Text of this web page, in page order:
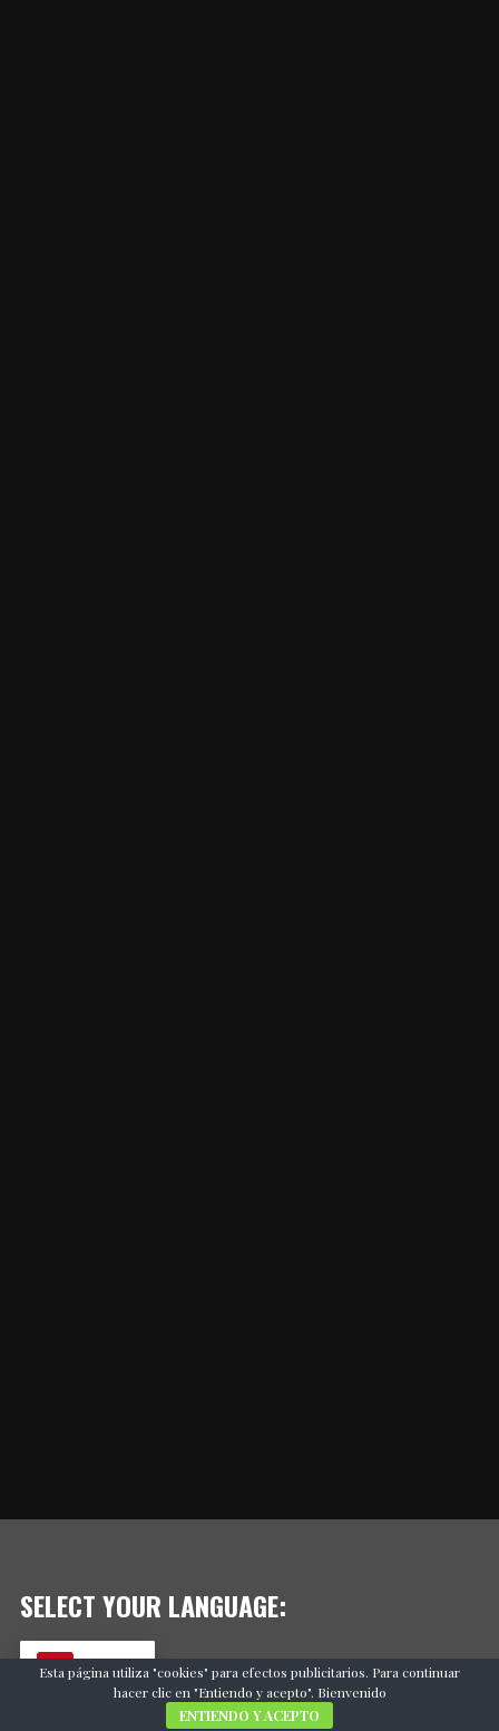
SELECT YOUR LANGUAGE:
ES
Esta página utiliza "cookies" para efectos publicitarios. Para continuar
hacer clic en "Entiendo y acepto". Bienvenido
ENTIENDO Y ACEPTO